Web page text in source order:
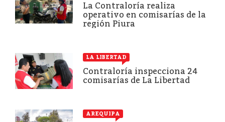
La Contraloría realiza
operativo en comisarías de la
región Piura
LA LIBERTAD
Contraloría inspecciona 24
comisarías de La Libertad
AREQUIPA